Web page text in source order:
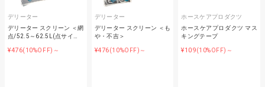
デリーター
デリーター スクリーン ＜網
点/52.5～62.5L(点サイ…
¥476(10%OFF)～
デリーター
デリーター スクリーン ＜も
や・不吉＞
¥476(10%OFF)～
ホースケアプロダクツ
ホースケアプロダクツ マス
キングテープ
¥109(10%OFF)～